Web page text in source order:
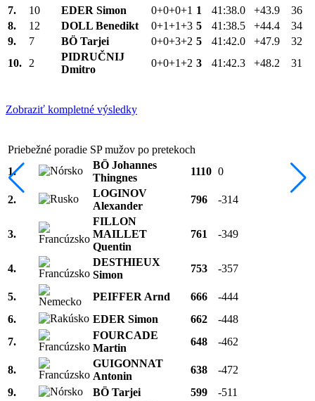
7.
10 EDER Simon 0+0+0+1 1 41:38.0 +43.9
36
8.
12 DOLL Benedikt 0+1+1+3 5 41:38.5 +44.4
34
9.
7 BÖ Tarjei 0+0+3+2 5 41:42.0 +47.9
32
10.
2
PIDRUČNIJ
Dmitro
0+0+1+2 3 41:42.3 +48.2 31
Zobraziť kompletné výsledky
Priebežné poradie SP mužov po pretekoch
1.
BÖ Johannes
Thingnes
1110 0
2.
LOGINOV
Alexander
796 -314
3.
FILLON
MAILLET
Quentin
761 -349
4.
DESTHIEUX
Simon
753 -357
5. PEIFFER Arnd 666
-444
6.
EDER Simon 662
-448
7.
FOURCADE
Martin
648 -462
8.
GUIGONNAT
Antonin
638
-472
9.
BÖ Tarjei 599
-511